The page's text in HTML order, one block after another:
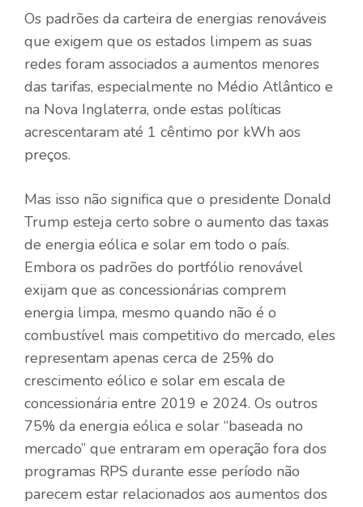
Os padrões da carteira de energias renováveis ​​
que exigem que os estados limpem as suas
redes foram associados a aumentos menores
das tarifas, especialmente no Médio Atlântico e
na Nova Inglaterra, onde estas políticas
acrescentaram até 1 cêntimo por kWh aos
preços.
Mas isso não significa que o presidente Donald
Trump esteja certo sobre o aumento das taxas
de energia eólica e solar em todo o país.
Embora os padrões do portfólio renovável
exijam que as concessionárias comprem
energia limpa, mesmo quando não é o
combustível mais competitivo do mercado, eles
representam apenas cerca de 25% do
crescimento eólico e solar em escala de
concessionária entre 2019 e 2024. Os outros
75% da energia eólica e solar “baseada no
mercado” que entraram em operação fora dos
programas RPS durante esse período não
parecem estar relacionados aos aumentos dos